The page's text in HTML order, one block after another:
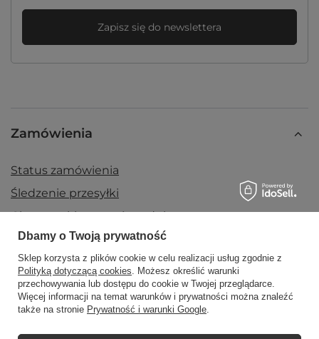
Zapisz się do newslettera
Zamówienia
Status zamówienia
Śledzenie przesyłki
Chcę zareklamować produkt
Chcę zwrócić produkt
Chcę wymienić towar
Kontakt
Dbamy o Twoją prywatność
Sklep korzysta z plików cookie w celu realizacji usług zgodnie z
Polityką dotyczącą cookies. Możesz określić warunki
przechowywania lub dostępu do cookie w Twojej przeglądarce.
Więcej informacji na temat warunków i prywatności można znaleźć
także na stronie Prywatność i warunki Google.